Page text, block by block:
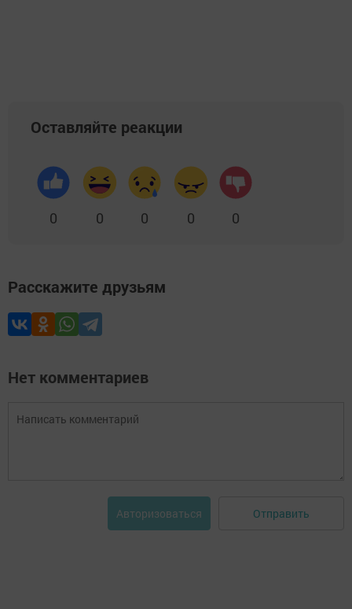
Оставляйте реакции
0 0 0 0 0
Расскажите друзьям
Нет комментариев
Авторизоваться Отправить